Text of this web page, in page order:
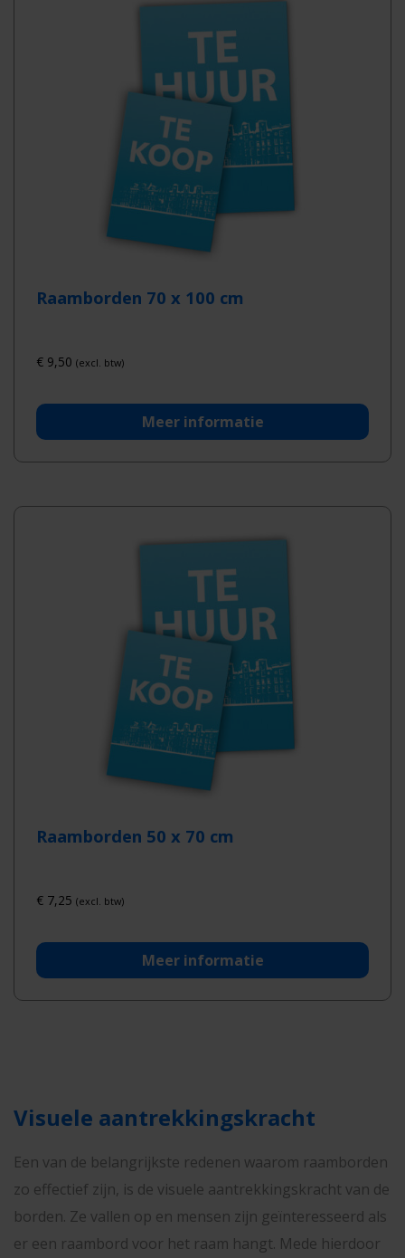
Raamborden 70 x 100 cm
€ 9,50 (excl. btw)
Meer informatie
Raamborden 50 x 70 cm
€ 7,25 (excl. btw)
Meer informatie
Visuele aantrekkingskracht
Een van de belangrijkste redenen waarom raamborden
zo effectief zijn, is de visuele aantrekkingskracht van de
borden. Ze vallen op en mensen zijn geïnteresseerd als
er een raambord voor het raam hangt. Mede hierdoor